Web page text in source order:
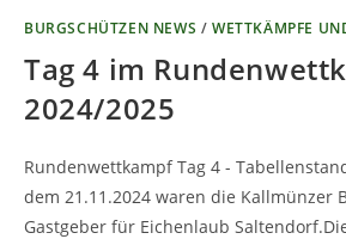
BURGSCHÜTZEN NEWS /WETTKÄMPFE
Tag 4 im
2024/2025
Rundenwettkampf Tag 4 -
dem 21.11.2024 waren die Kallmünzer
Gastgeber für Eichenlaub